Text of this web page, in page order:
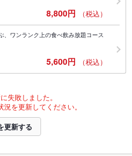
8,800円 （税込）
、ワンランク上の食べ飲み放題コース
5,600円 （税込）
失敗しました。
を更新してください。
更新する